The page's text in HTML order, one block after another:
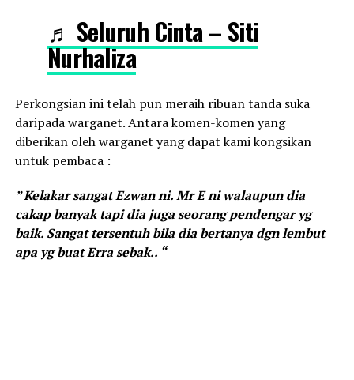
♬ Seluruh Cinta – Siti
Nurhaliza
Perkongsian ini telah pun meraih ribuan tanda suka
daripada warganet. Antara komen-komen yang
diberikan oleh warganet yang dapat kami kongsikan
untuk pembaca :
” Kelakar sangat Ezwan ni. Mr E ni walaupun dia
cakap banyak tapi dia juga seorang pendengar yg
baik. Sangat tersentuh bila dia bertanya dgn lembut
apa yg buat Erra sebak.. “